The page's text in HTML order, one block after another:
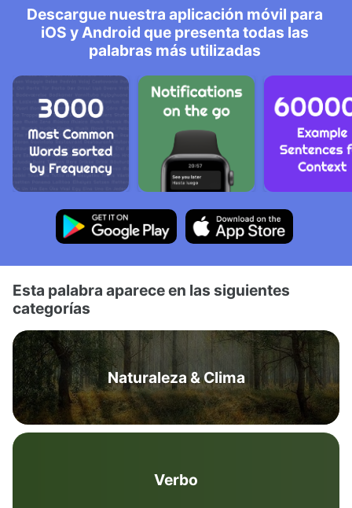
Descargue nuestra aplicación móvil para
iOS y Android que presenta todas las
palabras más utilizadas
Esta palabra aparece en las siguientes
categorías
Naturaleza & Clima
Verbo